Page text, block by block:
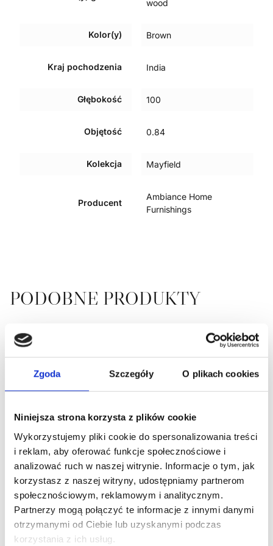
Zgoda Szczegóły O plikach cookies
Niniejsza strona korzysta z plików cookie
Wykorzystujemy pliki cookie do spersonalizowania treści
i reklam, aby oferować funkcje społecznościowe i
analizować ruch w naszej witrynie. Informacje o tym, jak
korzystasz z naszej witryny, udostępniamy partnerom
społecznościowym, reklamowym i analitycznym.
Partnerzy mogą połączyć te informacje z innymi danymi
otrzymanymi od Ciebie lub uzyskanymi podczas
korzystania z ich usług.
wood
Kolor(y) Brown
Kraj pochodzenia India
Głębokość 100
Objętość 0.84
Kolekcja Mayfield
Producent
Ambiance Home
Furnishings
PODOBNE PRODUKTY
Stół jadalny Bloomstone
biały 235
8 002,00ZŁ
DODAJ DO KOSZYKA
Stół jadalny Bloomstone
biały 130Ø
7 276,00ZŁ
DODAJ DO KOSZYKA